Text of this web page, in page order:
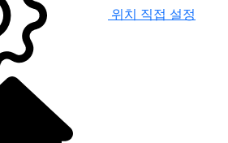
위치 직접 설정